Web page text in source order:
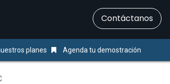
​Contáctanos
planes Agenda tu demostración